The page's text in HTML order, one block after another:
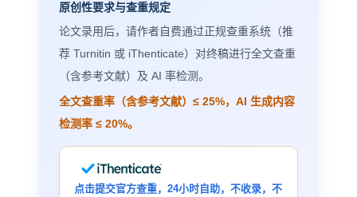
原创性要求与查重规定
论文录用后，请作者自费通过正规查重系统（推
荐 Turnitin 或 iThenticate）对终稿进行全文查重
（含参考文献）及 AI 率检测。
全文查重率（含参考文献）≤ 25%，AI 生成内容
检测率 ≤ 20%。
点击提交官方查重，24小时自助，不收录，不